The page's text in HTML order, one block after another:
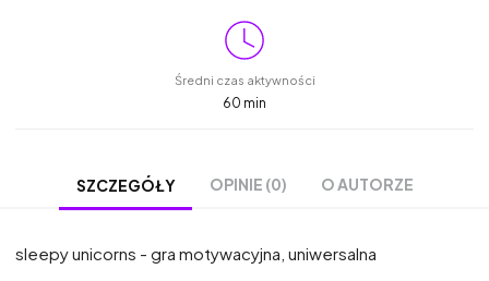
Średni czas aktywności
60 min
SZCZEGÓŁY OPINIE (0) O AUTORZE
sleepy unicorns - gra motywacyjna, uniwersalna